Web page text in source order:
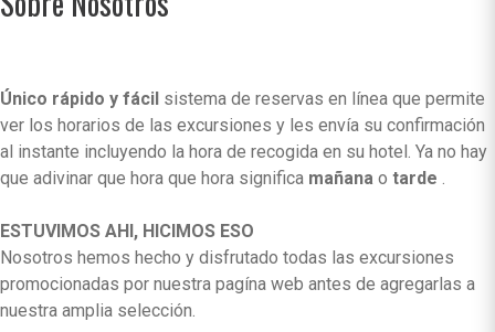
Único rápido y fácil sistema de reservas en línea que permite
ver los horarios de las excursiones y les envía su confirmación
al instante incluyendo la hora de recogida en su hotel. Ya no hay
que adivinar que hora que hora significa mañana o tarde .
ESTUVIMOS AHI, HICIMOS ESO
Nosotros hemos hecho y disfrutado todas las excursiones
promocionadas por nuestra pagína web antes de agregarlas a
nuestra amplia selección.